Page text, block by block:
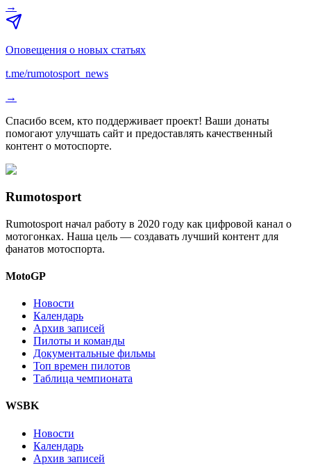
→
Оповещения о новых статьях
t.me/rumotosport_news
→
Спасибо всем, кто поддерживает проект! Ваши донаты
помогают улучшать сайт и предоставлять качественный
контент о мотоспорте.
Rumotosport
Rumotosport начал работу в 2020 году как цифровой канал о
мотогонках. Наша цель — создавать лучший контент для
фанатов мотоспорта.
MotoGP
Новости
Календарь
Архив записей
Пилоты и команды
Документальные фильмы
Топ времен пилотов
Таблица чемпионата
WSBK
Новости
Календарь
Архив записей